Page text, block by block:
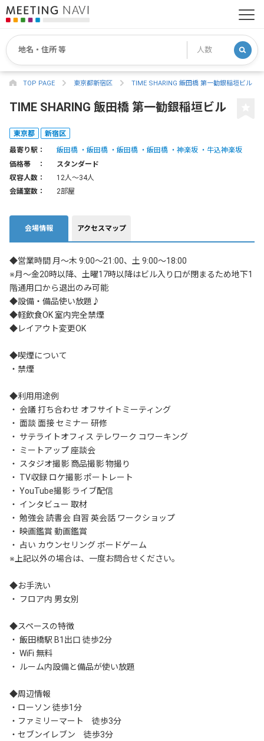
TOP PAGE 東京都新宿区 TIME SHARING 飯田橋 第一勧銀稲垣ビル
TIME SHARING 飯田橋 第一勧銀稲垣ビル
東京都 新宿区
最寄り駅： 飯田橋 飯田橋 飯田橋 飯田橋 神楽坂
牛込神楽坂
価格帯 ：
スタンダード
収容人数：
12人〜34人
会議室数：
2部屋
会場情報 アクセスマップ
◆営業時間 月～木 9:00～21:00、土 9:00～18:00
※月～金20時以降、土曜17時以降はビル入り口が閉まるため地下1
階通用口から退出のみ可能
◆設備・備品使い放題♪
◆軽飲食OK 室内完全禁煙
◆レイアウト変更OK
◆喫煙について
・禁煙
◆利用用途例
・ 会議 打ち合わせ オフサイトミーティング
・ 面談 面接 セミナー 研修
・ サテライトオフィス テレワーク コワーキング
・ ミートアップ 座談会
・ スタジオ撮影 商品撮影 物撮り
・ TV収録 ロケ撮影 ポートレート
・ YouTube撮影 ライブ配信
・ インタビュー 取材
・ 勉強会 読書会 自習 英会話 ワークショップ
・ 映画鑑賞 動画鑑賞
・ 占い カウンセリング ボードゲーム
※上記以外の場合は、一度お問合せください。
◆お手洗い
・ フロア内 男女別
◆スペースの特徴
・ 飯田橋駅 B1出口 徒歩2分
・ WiFi 無料
・ ルーム内設備と備品が使い放題
◆周辺情報
・ローソン 徒歩1分
・ファミリーマート　徒歩3分
・セブンイレブン　徒歩3分